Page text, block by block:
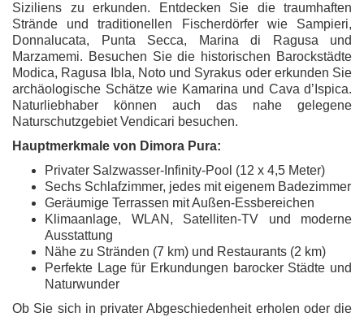
Siziliens zu erkunden. Entdecken Sie die traumhaften
Strände und traditionellen Fischerdörfer wie Sampieri,
Donnalucata, Punta Secca, Marina di Ragusa und
Marzamemi. Besuchen Sie die historischen Barockstädte
Modica, Ragusa Ibla, Noto und Syrakus oder erkunden Sie
archäologische Schätze wie Kamarina und Cava d’Ispica.
Naturliebhaber können auch das nahe gelegene
Naturschutzgebiet Vendicari besuchen.
Hauptmerkmale von Dimora Pura:
Privater Salzwasser-Infinity-Pool (12 x 4,5 Meter)
Sechs Schlafzimmer, jedes mit eigenem Badezimmer
Geräumige Terrassen mit Außen-Essbereichen
Klimaanlage, WLAN, Satelliten-TV und moderne
Ausstattung
Nähe zu Stränden (7 km) und Restaurants (2 km)
Perfekte Lage für Erkundungen barocker Städte und
Naturwunder
Ob Sie sich in privater Abgeschiedenheit erholen oder die